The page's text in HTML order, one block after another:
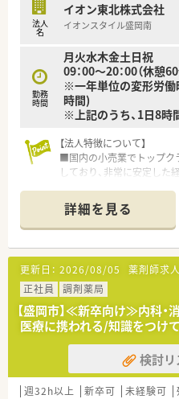
います。
■精神科の処方箋に興味が
奨します。
法人
名
イオン東北株式会社
イオンスタイル盛岡南
勤務
時間
月火水木金土日祝
09：00～20：00（休憩60
※一年単位の変形労
時間)
※上記のうち、1日8時
【法人特徴について】
■国内の小売業でトップク
しており、非常に安定した
健康をトータルサポート
す。
■東北エリアに根ざした運
ケティングを学べるビジネ
【店舗情報と応需状況につい
■仙北町駅から車で7分ほ
ル内に併設されているため
■周辺の医療機関から面で
の処方箋を取り扱うことで
■夜20時まで開局している
性が高く、面分業の拠点と
す。
詳細を見る
更新日： 2026/08/05 薬剤師求人
正社員
調剤薬局
【盛岡市】≪新卒向け≫内科
医療に携われる/知識をつけ
検討リ
週32h以上 新卒可 未経験可